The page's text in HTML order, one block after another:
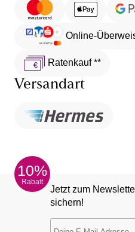
Online-
Ratenkauf **
Versandart
10%
Rabatt
Jetzt zum
sichern!